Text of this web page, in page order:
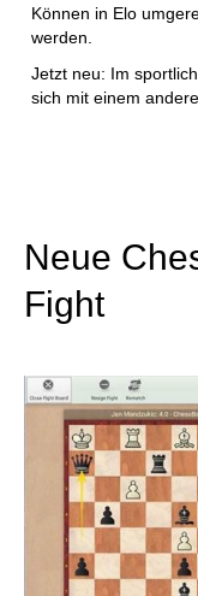
Können in Elo
werden.
Jetzt neu: Im
sich mit einem
Neue
Fight